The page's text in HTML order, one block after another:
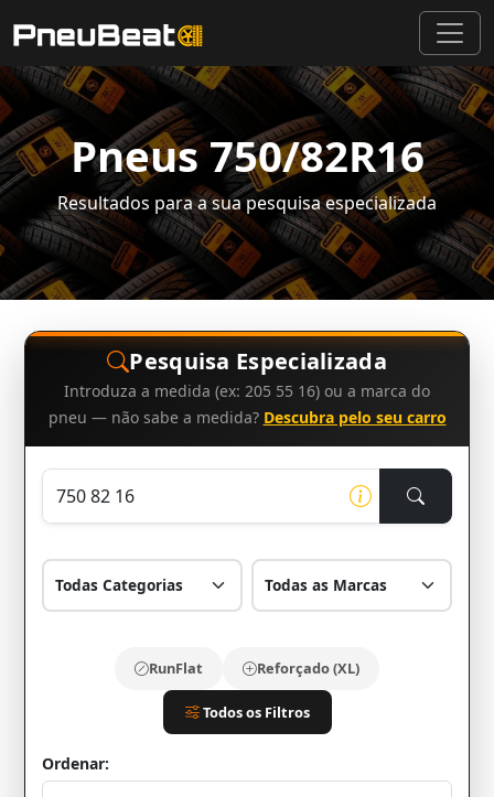
Pneus 750/82R16
Resultados para a sua pesquisa especializada
Pesquisa Especializada
Introduza a medida (ex: 205 55 16) ou a marca do
pneu — não sabe a medida? Descubra pelo seu carro
RunFlat Reforçado (XL)
Todos os Filtros
Ordenar: